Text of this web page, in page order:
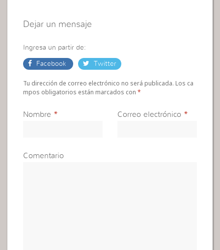
Dejar un mensaje
Ingresa un partir de:
Facebook Twitter
Tu dirección de correo electrónico no será publicada. Los ca
mpos obligatorios están marcados con*
Nombre * Correo electrónico *
Comentario